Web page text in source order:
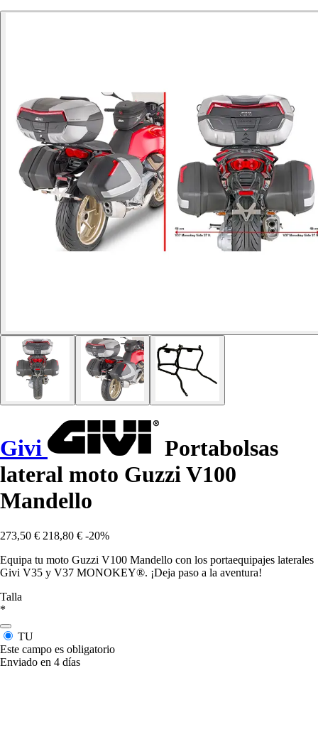
Givi
Portabolsas
lateral moto Guzzi V100
Mandello
273,50 € 218,80 € -20%
Equipa tu moto Guzzi V100 Mandello con los portaequipajes laterales
Givi V35 y V37 MONOKEY®. ¡Deja paso a la aventura!
Talla
*
TU
Este campo es obligatorio
Enviado en 4 días